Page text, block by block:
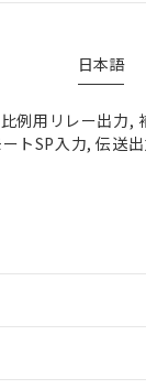
日本語
例用リレー出力,
トSP入力, 伝送